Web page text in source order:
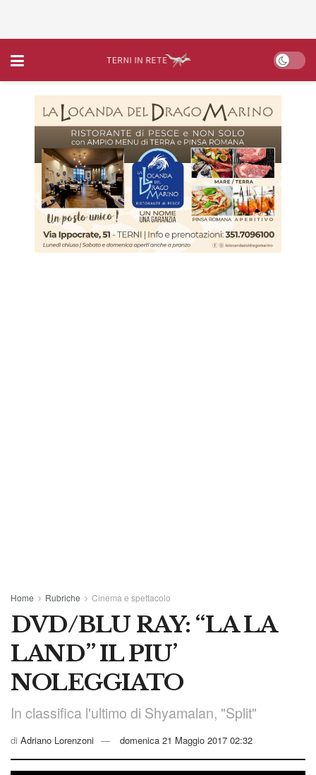
Home Rubriche Cinema e spettacolo
DVD/BLU RAY: “LA LA
LAND” IL PIU’
NOLEGGIATO
In classifica l'ultimo di Shyamalan, "Split"
di Adriano Lorenzoni domenica 21 Maggio 2017 02:32